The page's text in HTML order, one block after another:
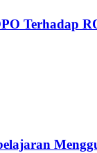
Terhadap